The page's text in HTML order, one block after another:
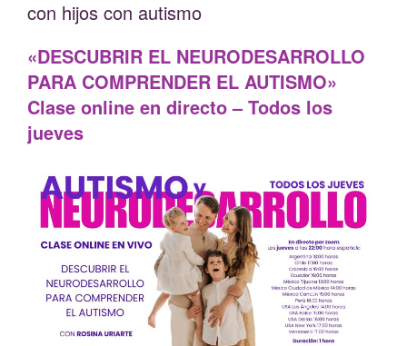
con hijos con autismo
«DESCUBRIR EL NEURODESARROLLO
PARA COMPRENDER EL AUTISMO»
Clase online en directo – Todos los
jueves